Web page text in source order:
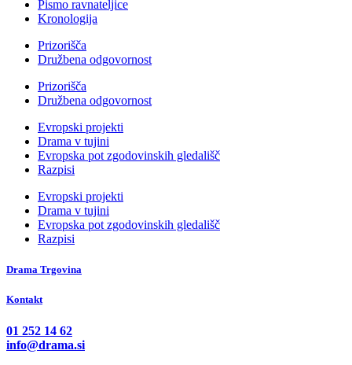
Pismo ravnateljice
Kronologija
Prizorišča
Družbena odgovornost
Prizorišča
Družbena odgovornost
Evropski projekti
Drama v tujini
Evropska pot zgodovinskih gledališč
Razpisi
Evropski projekti
Drama v tujini
Evropska pot zgodovinskih gledališč
Razpisi
Drama Trgovina
Kontakt
01 252 14 62
info@drama.si